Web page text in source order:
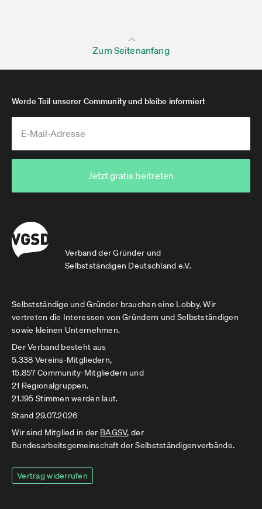
Zum Seitenanfang
Verband der Gründer und
Selbstständigen Deutschland e.V.
Werde Teil unserer Community und bleibe informiert
Jetzt gratis beitreten
Selbstständige und Gründer brauchen eine Lobby. Wir
vertreten die Interessen von Gründern und Selbstständigen
sowie kleinen Unternehmen.
Der Verband besteht aus
5.338 Vereins-Mitgliedern,
15.857 Community-Mitgliedern und
21 Regionalgruppen.
21.195 Stimmen werden laut.
Stand 29.07.2026
Wir sind Mitglied in der BAGSV, der
Bundesarbeitsgemeinschaft der Selbstständigenverbände.
Vertrag widerrufen